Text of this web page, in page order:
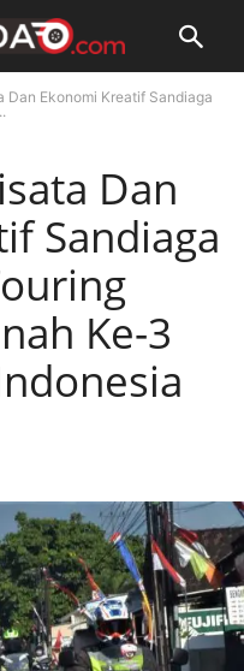
Dan Ekonomi Kreatif Sandiaga
Dan
Sandiaga
Ke-3